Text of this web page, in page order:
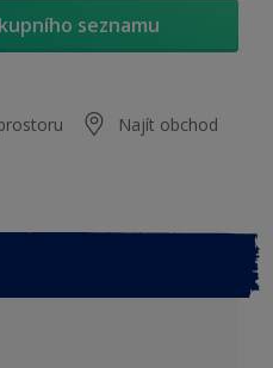
seznamu
Najít obchod